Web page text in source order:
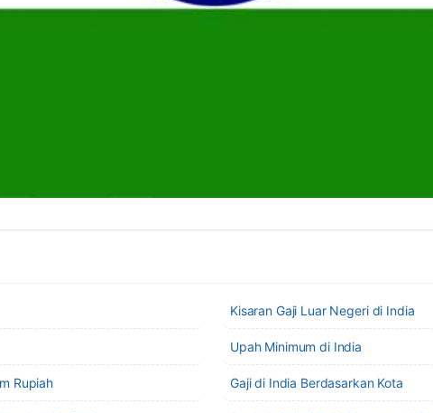
Kisaran Gaji Luar Negeri di India
Upah Minimum di India
Rupiah Gaji di India Berdasarkan Kota